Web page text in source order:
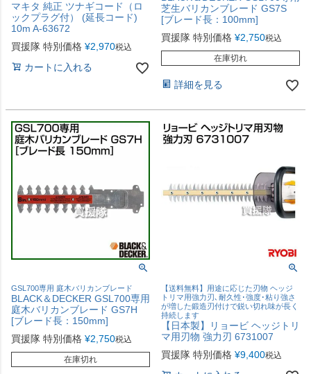
マキタ 純正 ツナギコード（ロ
ックプラグ付） (延長コード)
10m A-63672
買援隊 特別価格 ¥2,970税込
カートに入れる
芝生バリカンブレード GS7S
[ブレード長：100mm]
買援隊 特別価格 ¥2,750税込
在庫切れ
詳細を見る
GSL700専用 庭木バリカンブレード
BLACK＆DECKER GSL700専用
庭木バリカンブレード GS7H
[ブレード長：150mm]
買援隊 特別価格 ¥2,750税込
在庫切れ
【送料無料】用途に応じた刃物 ヘッジ
トリマ用強力刃､耐久性･強度･粘り強さ
が増した鍛造刃付けで鋭い切れ味が長く
持続します
【日本製】リョービ ヘッジトリ
マ用刃物 強力刃 6731007
買援隊 特別価格 ¥9,400税込